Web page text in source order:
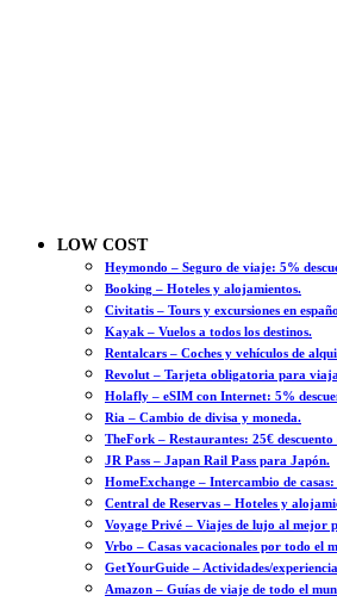
LOW COST
Heymondo – Seguro de viaje: 5%
Booking – Hoteles y alojamientos.
Civitatis – Tours y excursiones en
Kayak – Vuelos a todos los destinos.
Rentalcars – Coches y vehículos de
Revolut – Tarjeta obligatoria para
Holafly – eSIM con Internet: 5%
Ria – Cambio de divisa y moneda.
TheFork – Restaurantes: 25€
JR Pass – Japan Rail Pass para Japón.
HomeExchange – Intercambio de
Central de Reservas – Hoteles y
Voyage Privé – Viajes de lujo al mejor
Vrbo – Casas vacacionales por todo el
GetYourGuide – Actividades/
Amazon – Guías de viaje de todo el